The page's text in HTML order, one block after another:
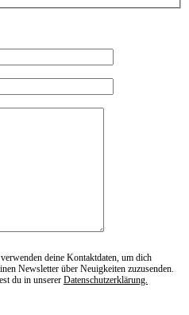
deine Kontaktdaten, um dich
Newsletter über Neuigkeiten zuzusenden.
du in unserer Datenschutzerklärung.